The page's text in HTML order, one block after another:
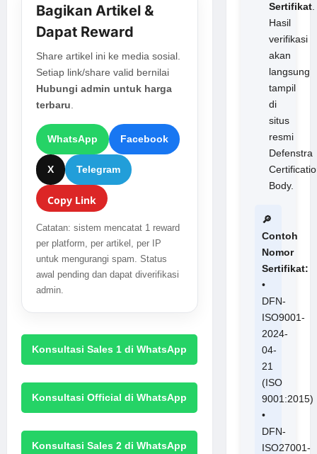
Bagikan Artikel &
Dapat Reward
Share artikel ini ke media sosial.
Setiap link/share valid bernilai
Hubungi admin untuk harga
terbaru
WhatsApp Facebook
X Telegram
Copy Link
Catatan: sistem mencatat 1 reward
per platform, per artikel, per IP
untuk mengurangi spam. Status
awal pending dan dapat diverifikasi
admin.
Konsultasi Sales 1 di WhatsApp
Konsultasi Official di WhatsApp
Konsultasi Sales 2 di WhatsApp
Sertifikat.
Hasil
verifikasi
akan
langsung
tampil
di
situs
resmi
Defenstra
Body.
🔎
Contoh
Nomor
Sertifikat:
•
DFN-
ISO9001-
2024-
04-
21
(ISO
9001:2015)
•
DFN-
ISO27001-